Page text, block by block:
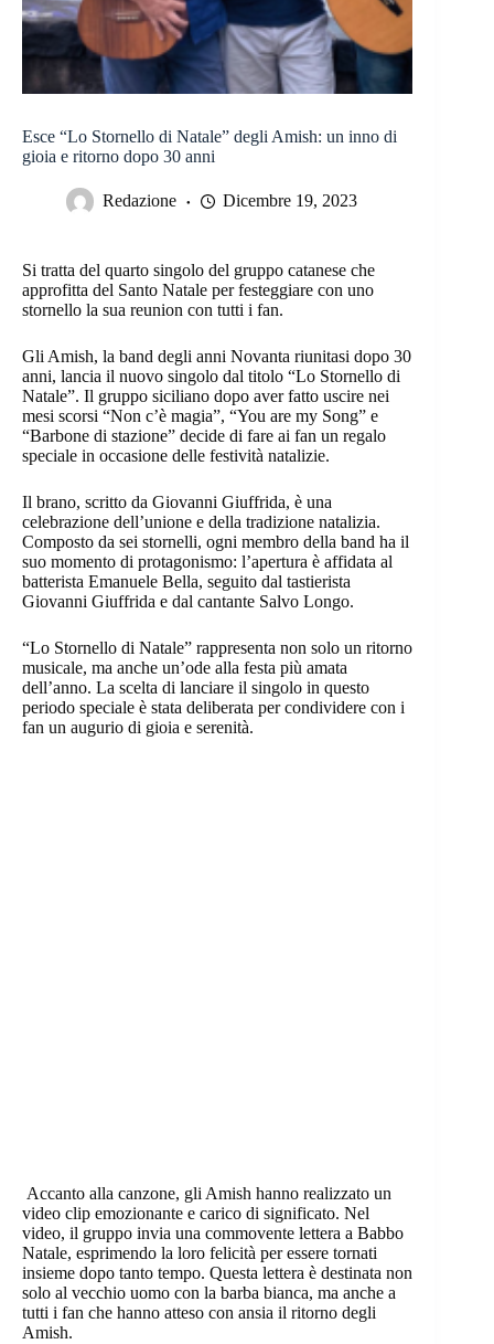
Esce “Lo Stornello di Natale” degli Amish: un inno di
gioia e ritorno dopo 30 anni
Redazione Dicembre 19, 2023
Si tratta del quarto singolo del gruppo catanese che
approfitta del Santo Natale per festeggiare con uno
stornello la sua reunion con tutti i fan.
Gli Amish, la band degli anni Novanta riunitasi dopo 30
anni, lancia il nuovo singolo dal titolo “Lo Stornello di
Natale”. Il gruppo siciliano dopo aver fatto uscire nei
mesi scorsi “Non c’è magia”, “You are my Song” e
“Barbone di stazione” decide di fare ai fan un regalo
speciale in occasione delle festività natalizie.
Il brano, scritto da Giovanni Giuffrida, è una
celebrazione dell’unione e della tradizione natalizia.
Composto da sei stornelli, ogni membro della band ha il
suo momento di protagonismo: l’apertura è affidata al
batterista Emanuele Bella, seguito dal tastierista
Giovanni Giuffrida e dal cantante Salvo Longo.
“Lo Stornello di Natale” rappresenta non solo un ritorno
musicale, ma anche un’ode alla festa più amata
dell’anno. La scelta di lanciare il singolo in questo
periodo speciale è stata deliberata per condividere con i
fan un augurio di gioia e serenità.
Accanto alla canzone, gli Amish hanno realizzato un
video clip emozionante e carico di significato. Nel
video, il gruppo invia una commovente lettera a Babbo
Natale, esprimendo la loro felicità per essere tornati
insieme dopo tanto tempo. Questa lettera è destinata non
solo al vecchio uomo con la barba bianca, ma anche a
tutti i fan che hanno atteso con ansia il ritorno degli
Amish.